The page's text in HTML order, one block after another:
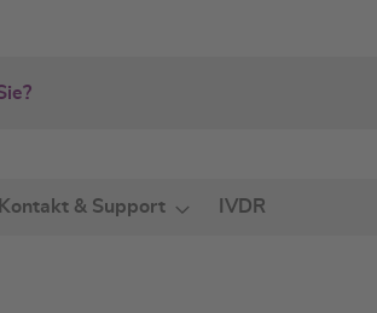
Kontakt & Support IVDR